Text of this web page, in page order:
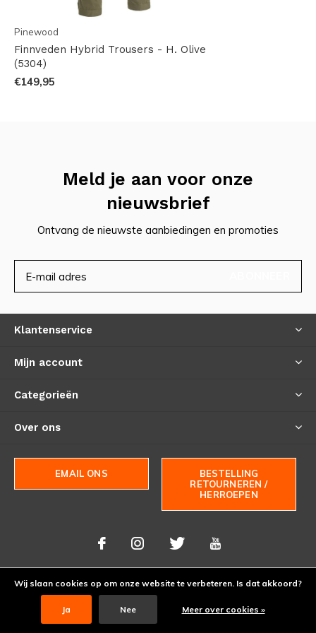
Pinewood
Finnveden Hybrid Trousers - H. Olive
(5304)
€149,95
Meld je aan voor onze
nieuwsbrief
Ontvang de nieuwste aanbiedingen en promoties
Klantenservice
Mijn account
Categorieën
Over ons
EMAIL ONS
BESTELLING
RETOURNEREN /
HERROEPEN
© Copyright2026- Theme By
Wij slaan cookies op om onze website te verbeteren. Is dat akkoord?
Ja Nee Meer over cookies »